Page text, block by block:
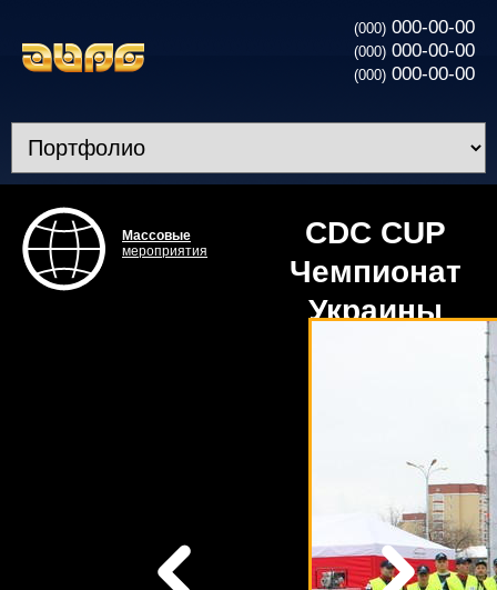
(000) 000-00-00
(000) 000-00-00
(000) 000-00-00
Массовые
мероприятия
CDC CUP
Чемпионат
Украины